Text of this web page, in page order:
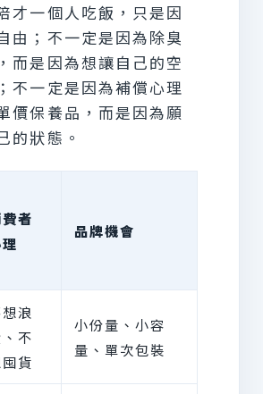
才一個人吃飯，只是因
由；不一定是因為除臭
而是因為想讓自己的空
不一定是因為補償心理
價保養品，而是因為願
的狀態。
者
品牌機會
浪
不
貨
小份量、小容
量、單次包裝